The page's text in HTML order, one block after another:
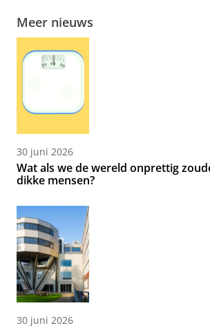
Meer nieuws
30 juni 2026
Wat als we de wereld onprettig
dikke mensen?
30 juni 2026